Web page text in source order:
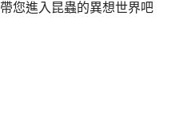
您進入昆蟲的異想世界吧